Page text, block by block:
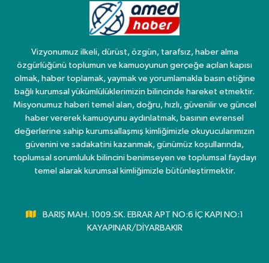
Vizyonumuz ilkeli, dürüst, özgün, tarafsız, haber alma
özgürlüğünü toplumun ve kamuoyunun gerçeğe açılan kapısı
olmak, haber toplamak, yaymak ve yorumlamakla basın etiğine
bağlı kurumsal yükümlülüklerimizin bilincinde hareket etmektir.
Misyonumuz haberi temel alan, doğru, hızlı, güvenilir ve güncel
haber vererek kamuoyunu aydınlatmak, basının evrensel
değerlerine sahip kurumsallaşmış kimliğimizle okuyucularımızın
güvenini ve sadakatini kazanmak, günümüz koşullarında,
toplumsal sorumluluk bilincini benimseyen ve toplumsal faydayı
temel alarak kurumsal kimliğimizle bütünleştirmektir.
BARIŞ MAH. 1009.SK. EBRAR APT NO:6 İÇ KAPI NO:1
KAYAPINAR/DİYARBAKIR